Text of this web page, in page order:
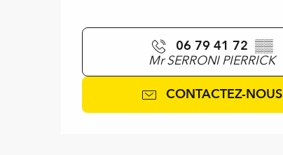
06 79 41 72 ▒▒
Mr SERRONI PIERRICK
CONTACTEZ-NOUS